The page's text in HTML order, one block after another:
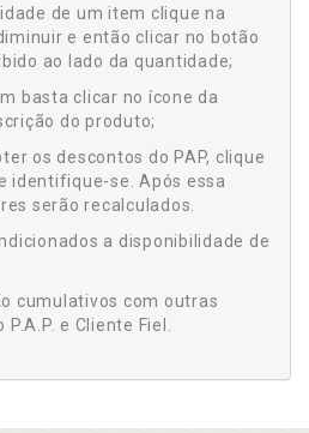
de um item clique na
e então clicar no botão
ao lado da quantidade;
basta clicar no ícone da
do produto;
os descontos do PAP, clique
identifique-se. Após essa
serão recalculados.
a disponibilidade de
cumulativos com outras
e Cliente Fiel.